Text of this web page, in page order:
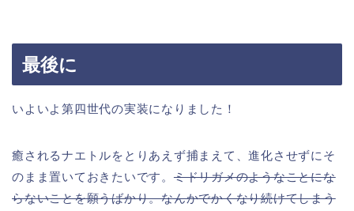
最後に
いよいよ第四世代の実装になりました！
癒されるナエトルをとりあえず捕まえて、進化させずにそ
のまま置いておきたいです。 ミドリガメのようなことにな
らないことを願うばかり。なんかでかくなり続けてしまう